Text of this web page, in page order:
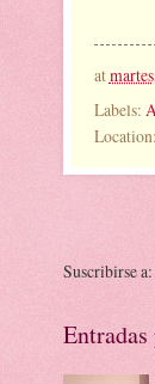
at
Labels:
Location:
Suscribirse a: